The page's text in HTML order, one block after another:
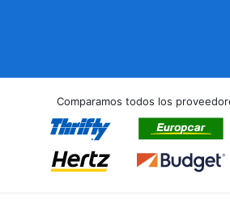
Comparamos todos los